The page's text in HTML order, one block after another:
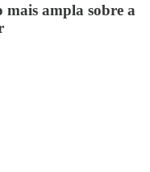
ampla sobre a